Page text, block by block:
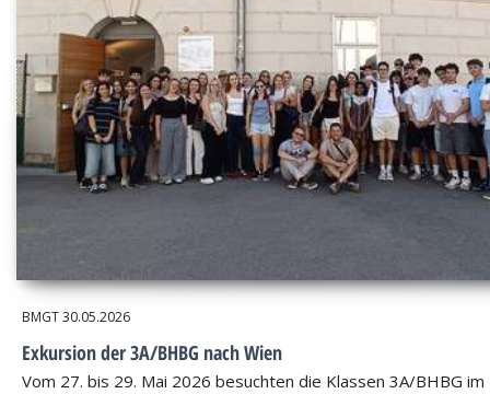
BMGT30.05.2026
Exkursion der 3A/BHBG nach Wien
Vom 27. bis 29. Mai 2026 besuchten die Klassen 3A/BHBG im